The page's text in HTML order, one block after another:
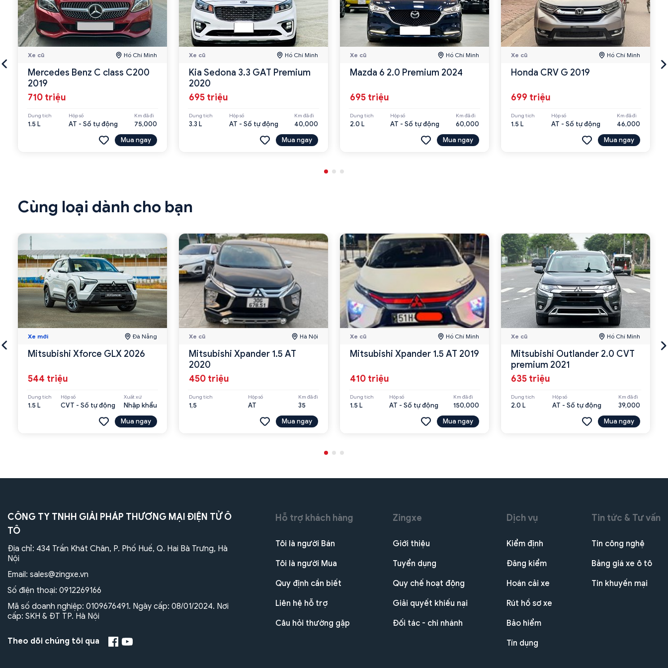
Xe cũ Hồ Chí Minh
Mercedes Benz C class C200
2019
710 triệu
Dung tích
1.5 L
Hộp số
AT - Số tự động
Km đã đi
75,000
Mua ngay
Xe cũ Hồ Chí Minh
Kia Sedona 3.3 GAT Premium
2020
695 triệu
Dung tích
3.3 L
Hộp số
AT - Số tự động
Km đã đi
40,000
Mua ngay
Xe cũ Hồ Chí Minh
Mazda 6 2.0 Premium 2024
695 triệu
Dung tích
2.0 L
Hộp số
AT - Số tự động
Km đã đi
60,000
Mua ngay
Xe cũ Hồ Chí Minh
Honda CRV G 2019
699 triệu
Dung tích
1.5 L
Hộp số
AT - Số tự động
Km đã đi
46,000
Mua ngay
Cùng loại dành cho bạn
Xe mới Đà Nẵng
Mitsubishi Xforce GLX 2026
544 triệu
Dung tích
1.5 L
Hộp số
CVT - Số tự động
Xuất xứ
Nhập khẩu
Mua ngay
Xe cũ Hà Nội
Mitsubishi Xpander 1.5 AT
2020
450 triệu
Dung tích
1,5
Hộp số
AT
Km đã đi
35
Mua ngay
Xe cũ Hồ Chí Minh
Mitsubishi Xpander 1.5 AT 2019
410 triệu
Dung tích
1.5 L
Hộp số
AT - Số tự động
Km đã đi
150,000
Mua ngay
Xe cũ Hồ Chí Minh
Mitsubishi Outlander 2.0 CVT
premium 2021
635 triệu
Dung tích
2.0 L
Hộp số
AT - Số tự động
Km đã đi
39,000
Mua ngay
CÔNG TY TNHH GIẢI PHÁP THƯƠNG MẠI ĐIỆN TỬ Ô
TÔ
Địa chỉ: 434 Trần Khát Chân, P. Phố Huế, Q. Hai Bà Trưng, Hà
Nội
Email: sales@zingxe.vn
Số điện thoại: 0912269166
Mã số doanh nghiệp: 0109676491. Ngày cấp: 08/01/2024. Nơi
cấp: SKH & ĐT TP. Hà Nội
Theo dõi chúng tôi qua
Hỗ trợ khách hàng
Tôi là người Bán
Tôi là người Mua
Quy định cần biết
Liên hệ hỗ trợ
Câu hỏi thường gặp
Zingxe
Giới thiệu
Tuyển dụng
Quy chế hoạt động
Giải quyết khiếu nại
Đối tác - chi nhánh
Dịch vụ
Kiểm định
Đăng kiểm
Hoán cải xe
Rút hồ sơ xe
Bảo hiểm
Tín dụng
Tin tức & Tư vấn
Tin công nghệ
Bảng giá xe ô tô
Tin khuyến mại